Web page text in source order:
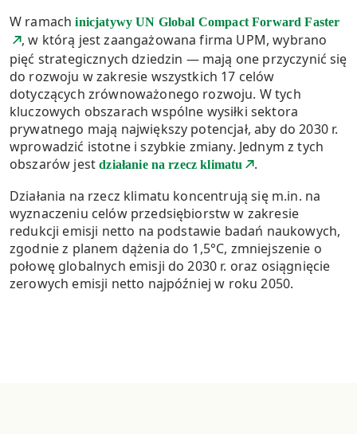
W ramachinicjatywy UN Global Compact Forward Faster
, w którą jest zaangażowana firma UPM, wybrano
pięć strategicznych dziedzin — mają one przyczynić się
do rozwoju w zakresie wszystkich 17 celów
dotyczących zrównoważonego rozwoju. W tych
kluczowych obszarach wspólne wysiłki sektora
prywatnego mają największy potencjał, aby do 2030 r.
wprowadzić istotne i szybkie zmiany. Jednym z tych
obszarów jestdziałanie na rzecz klimatu
.
Działania na rzecz klimatu koncentrują się m.in. na
wyznaczeniu celów przedsiębiorstw w zakresie
redukcji emisji netto na podstawie badań naukowych,
zgodnie z planem dążenia do 1,5°C, zmniejszenie o
połowę globalnych emisji do 2030 r. oraz osiągnięcie
zerowych emisji netto najpóźniej w roku 2050.